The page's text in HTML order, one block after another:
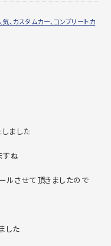
、カスタムカー、コンプリートカ
ました
すね
ルさせて頂きましたので
した